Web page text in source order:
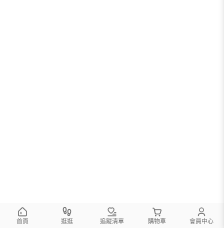
首頁 逛逛 追蹤清單 購物車 會員中心